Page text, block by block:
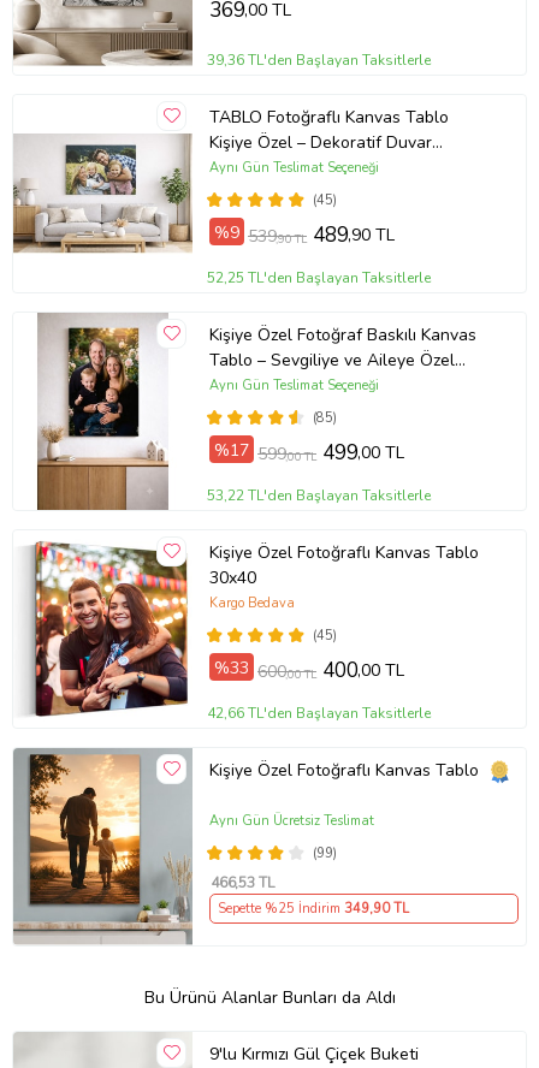
369,00 TL
39,36 TL'den Başlayan Taksitlerle
TABLO Fotoğraflı Kanvas Tablo
Kişiye Özel – Dekoratif Duvar
Tablosu (ÇokluRenk)
(45)
Aynı Gün Teslimat Seçeneği
%9 539,90 TL 489,90 TL
52,25 TL'den Başlayan Taksitlerle
Kişiye Özel Fotoğraf Baskılı Kanvas
Tablo – Sevgiliye ve Aileye Özel
Hediye (ÇokluRenk)
(85)
Aynı Gün Teslimat Seçeneği
%17 599,00 TL 499,00 TL
53,22 TL'den Başlayan Taksitlerle
Kişiye Özel Fotoğraflı Kanvas Tablo
30x40
(45)
Kargo Bedava
%33 600,00 TL 400,00 TL
42,66 TL'den Başlayan Taksitlerle
Kişiye Özel Fotoğraflı Kanvas Tablo
(99)
Aynı Gün Ücretsiz Teslimat
466,53 TL
Sepette %25 İndirim 349,90 TL
Bu Ürünü Alanlar Bunları da Aldı
9'lu Kırmızı Gül Çiçek Buketi